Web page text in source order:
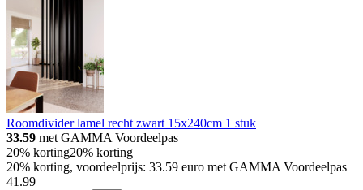
Roomdivider lamel recht zwart 15x240cm 1 stuk
33.59 met GAMMA Voordeelpas
20% korting20% korting
20% korting, voordeelprijs: 33.59 euro met GAMMA Voordeelpas
41.99